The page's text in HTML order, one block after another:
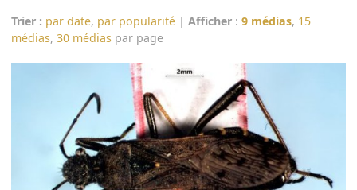
Trier : par date, par popularité |Afficher :9 médias, 15
médias,30 médias par page